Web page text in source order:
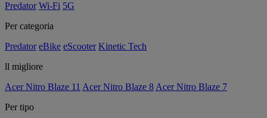
Predator Wi-Fi 5G
Per categoria
Predator eBike eScooter Kinetic Tech
ll migliore
Acer Nitro Blaze 11 Acer Nitro Blaze 8 Acer Nitro Blaze 7
Per tipo